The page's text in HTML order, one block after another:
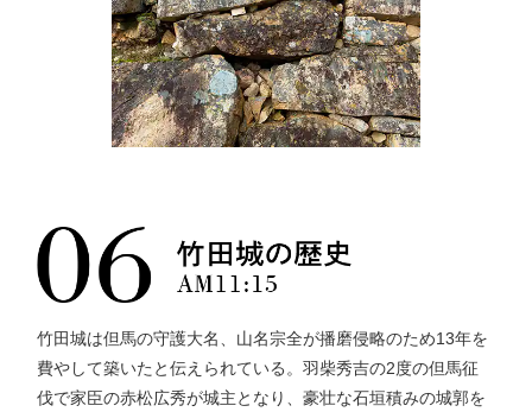
竹田城は但馬の守護大名、山名宗全が播磨侵略のため13年を
費やして築いたと伝えられている。羽柴秀吉の2度の但馬征
伐で家臣の赤松広秀が城主となり、豪壮な石垣積みの城郭を